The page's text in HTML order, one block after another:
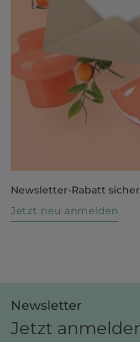
Newsletter-Rabatt
Jetzt neu anmelden
Newsletter
Jetzt